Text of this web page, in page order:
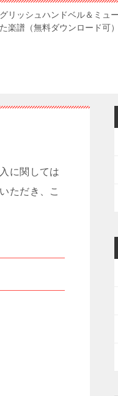
リッシュハンドベル＆ミュ
楽譜（無料ダウンロード可
に関しては
ただき、こ